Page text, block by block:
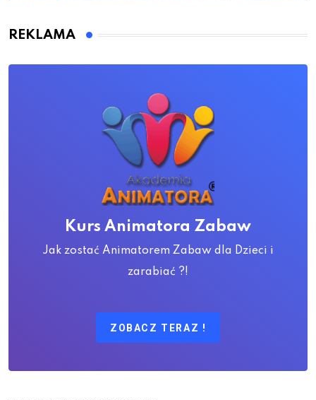
REKLAMA
Kurs Animatora Zabaw
Jak zostać Animatorem Zabaw dla Dzieci i
zarabiać ?!
ZOBACZ TERAZ !